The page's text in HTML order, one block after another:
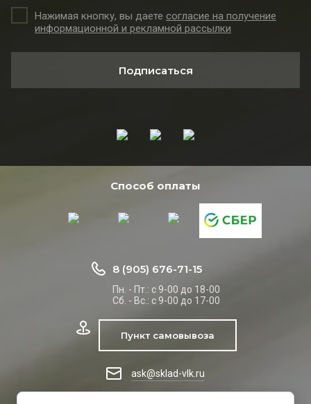
Нажимая кнопку, вы даете согласие на получение
информационной и рекламной рассылки
Подписаться
Способ оплаты
8 (905) 676-71-15
Пн. - Пт.: с 9-00 до 18-00
Сб. - Вс.: с 9-00 до 17-00
Пункт самовывоза
ask@sklad-vlk.ru